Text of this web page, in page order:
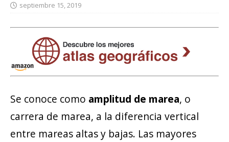
septiembre 15, 2019
Se conoce como amplitud de marea, o
carrera de marea, a la diferencia vertical
entre mareas altas y bajas. Las mayores